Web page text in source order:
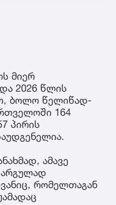
მიერ
2026 წლის
ბოლო წელიწად-
164
პირის
ამავე
რომელთაგან